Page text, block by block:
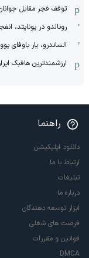
توقف فجر مقابل
رونالدو در یونایتد،
الساندرو، یار باوفای
ارزشمندترین هافبک
راهنما
دانلود اپلیکیشن
ارتباط با ما
تبلیغات
درباره ما
ابزار توسعه دهندگان
فرصت های شغلی
قوانین و مقررات
DMCA